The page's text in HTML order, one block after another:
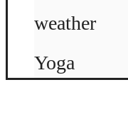
weather
Yoga